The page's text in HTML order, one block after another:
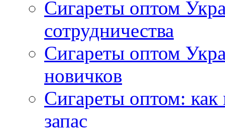
Сигареты оптом
сотрудничества
Сигареты оптом
новичков
Сигареты оптом:
запас